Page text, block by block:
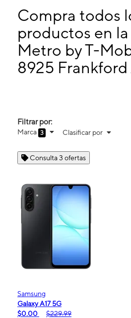
Lunes:
9:00 a. m. a 7:00 p. m.
Martes: 9:00 a. m. a 7:00 p. m.
Miérc:9:00 a. m. a 7:00 p. m.
8925 Frankford Ave Philadelphia, PA
Compra todos
productos en
Metro by T-
8925 Frankford
Filtrar por:
Marca 3 Clasificar por
Consulta 3 ofertas
Samsung
Galaxy A17 5G
$0.00
$229.99